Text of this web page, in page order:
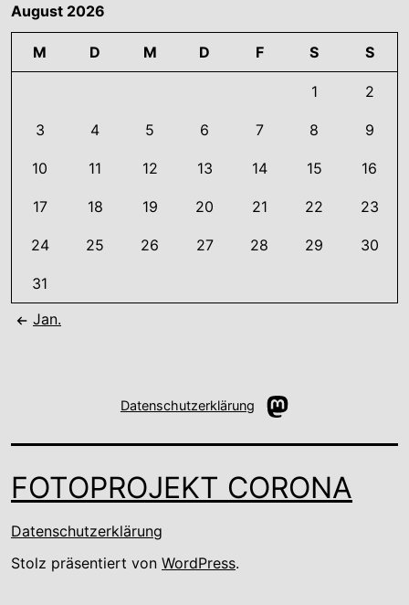
August 2026
M D M D F S S
1 2
3 4 5 6 7 8 9
10 11 12 13 14 15 16
17 18 19 20 21 22 23
24 25 26 27 28 29 30
31
Jan.
Datenschutzerklärung Mastodon
FOTOPROJEKT CORONA
Datenschutzerklärung
Stolz präsentiert von WordPress.